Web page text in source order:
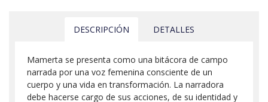
DESCRIPCIÓN DETALLES
Mamerta se presenta como una bitácora de campo
narrada por una voz femenina consciente de un
cuerpo y una vida en transformación. La narradora
debe hacerse cargo de sus acciones, de su identidad y